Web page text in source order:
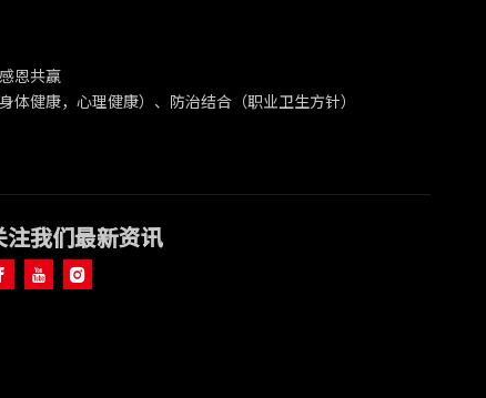
恩共赢
健康，心理健康）、防治结合（职业卫生方针）
注我们最新资讯